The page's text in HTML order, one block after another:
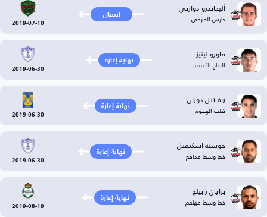
أليخاندرو دوارتي
حارس المرمى انتقال
2019-07-10
ماورو لينيز
الجناح الأيسر نهاية إعارة
2019-06-30
رافائيل دوران
قلب الهجوم نهاية إعارة
2019-06-30
خوسيه اسكيفيل
خط وسط مدافع نهاية إعارة
2019-06-30
برايان رابيلو
خط وسط مهاجم نهاية إعارة
2019-08-19